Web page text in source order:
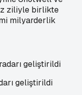
ziliyle birlikte
milyarderlik
geliştirildi